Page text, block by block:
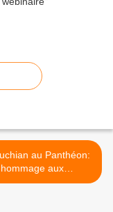
au Panthéon:
hommage aux
contre le